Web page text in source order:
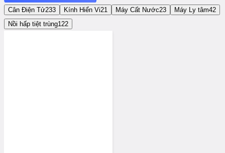
Cân Điện Tử233 Kính Hiển Vi21 Máy Cất Nước23 Máy Ly tâm42
Nồi hấp tiệt trùng122